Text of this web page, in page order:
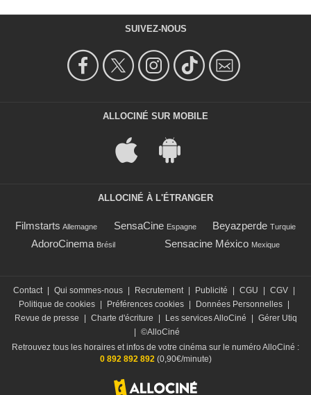
SUIVEZ-NOUS
ALLOCINÉ SUR MOBILE
ALLOCINÉ À L'ÉTRANGER
Filmstarts Allemagne SensaCine Espagne Beyazperde Turquie
AdoroCinema Brésil Sensacine México Mexique
Contact Qui sommes-nous Recrutement Publicité CGU CGV
Politique de cookies
Préférences cookies Données Personnelles
Revue de presse
Charte d'écriture Les services AlloCiné
Gérer Utiq
©AlloCiné
Retrouvez tous les horaires et infos de votre cinéma sur le numéro AlloCiné :
0 892 892 892(0,90€/minute)